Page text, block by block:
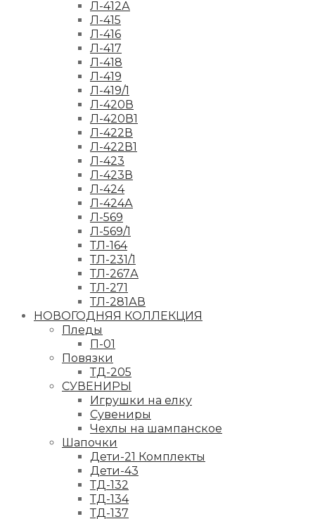
Л-412А
Л-415
Л-416
Л-417
Л-418
Л-419
Л-419/1
Л-420В
Л-420В1
Л-422В
Л-422В1
Л-423
Л-423В
Л-424
Л-424А
Л-569
Л-569/1
ТЛ-164
ТЛ-231/1
ТЛ-267А
ТЛ-271
ТЛ-281АВ
НОВОГОДНЯЯ КОЛЛЕКЦИЯ
Пледы
П-01
Повязки
ТД-205
СУВЕНИРЫ
Игрушки на елку
Сувениры
Чехлы на шампанское
Шапочки
Дети-21 Комплекты
Дети-43
ТД-132
ТД-134
ТД-137